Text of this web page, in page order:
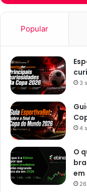
d
e
m
n
a
a
n
e
n
a
n
d
e
Popular
3
4
O
em